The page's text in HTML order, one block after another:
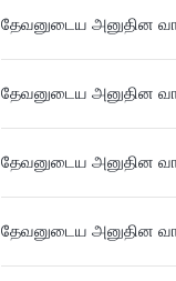
தேவனுடைய அனுதின
தேவனுடைய அனுதின
தேவனுடைய அனுதின
தேவனுடைய அனுதின